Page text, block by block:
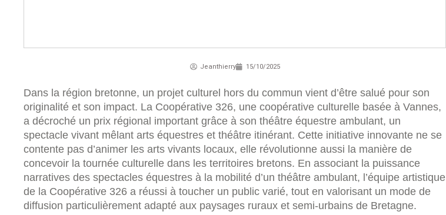
Jeanthierry 15/10/2025
Dans la région bretonne, un projet culturel hors du commun vient d’être salué pour son
originalité et son impact. La Coopérative 326, une coopérative culturelle basée à Vannes,
a décroché un prix régional important grâce à son théâtre équestre ambulant, un
spectacle vivant mêlant arts équestres et théâtre itinérant. Cette initiative innovante ne se
contente pas d’animer les arts vivants locaux, elle révolutionne aussi la manière de
concevoir la tournée culturelle dans les territoires bretons. En associant la puissance
narratives des spectacles équestres à la mobilité d’un théâtre ambulant, l’équipe artistique
de la Coopérative 326 a réussi à toucher un public varié, tout en valorisant un mode de
diffusion particulièrement adapté aux paysages ruraux et semi-urbains de Bretagne.